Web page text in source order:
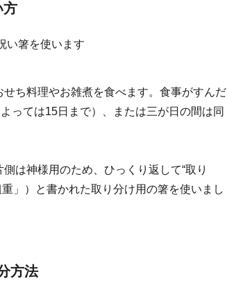
方
ち料理やお雑煮を食べます。食事がすんだ
っては15日まで）、または三が日の間は同
は神様用のため、ひっくり返して“取り
」）と書かれた取り分け用の箸を使いまし
方法